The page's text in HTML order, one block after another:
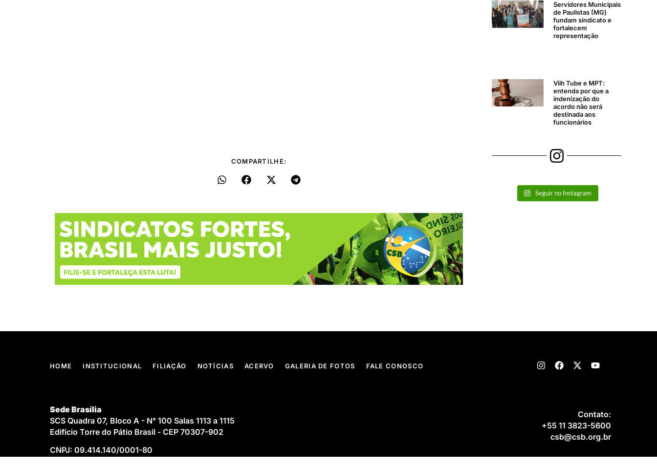
COMPARTILHE:
Servidores Municipais
de Paulistas (MG)
fundam sindicato e
fortalecem
representação
Viih Tube e MPT:
entenda por que a
indenização do
acordo não será
destinada aos
funcionários
Seguir no Instagram
HOME INSTITUCIONAL FILIAÇÃO NOTÍCIAS ACERVO GALERIA DE FOTOS FALE CONOSCO
Sede Brasília
SCS Quadra 07, Bloco A - N° 100 Salas 1113 a 1115
Edifício Torre do Pátio Brasil - CEP 70307-902
CNPJ: 09.414.140/0001-80
Contato:
+55 11 3823-5600
csb@csb.org.br